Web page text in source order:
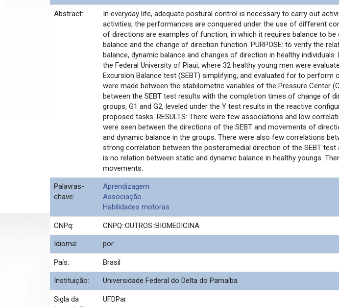
Abstract:
In everyday life, adequate postural control is necessary to carry out
activities, the performances are conquered under the use of different
of directions are examples of function, in which it requires balance to
balance and the change of direction function. PURPOSE: to verify the
balance, dynamic balance and changes of direction in healthy
the Federal University of Piaui, where 32 healthy young men were
Excursion Balance test (SEBT) simplifying, and evaluated for to
were made between the stabilometric variables of the Pressure Center
between the SEBT test results with the completion times of change of
groups, G1 and G2, leveled under the Y test results in the reactive
proposed tasks. RESULTS: There were few associations and low
were seen between the directions of the SEBT and movements of
and dynamic balance in the groups. There were also few correlations
strong correlation between the posteromedial direction of the SEBT test
is no relation between static and dynamic balance in healthy youngs.
movements.
Palavras-
chave:
Aprendizagem
Associação
Habilidades motoras
CNPq: CNPQ::OUTROS::BIOMEDICINA
Idioma: por
País: Brasil
Instituição: Universidade Federal do Delta do Parnaíba
Sigla da
UFDPar